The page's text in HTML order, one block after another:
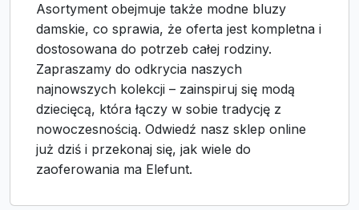
Asortyment obejmuje także modne bluzy
damskie, co sprawia, że oferta jest kompletna i
dostosowana do potrzeb całej rodziny.
Zapraszamy do odkrycia naszych
najnowszych kolekcji – zainspiruj się modą
dziecięcą, która łączy w sobie tradycję z
nowoczesnością. Odwiedź nasz sklep online
już dziś i przekonaj się, jak wiele do
zaoferowania ma Elefunt.